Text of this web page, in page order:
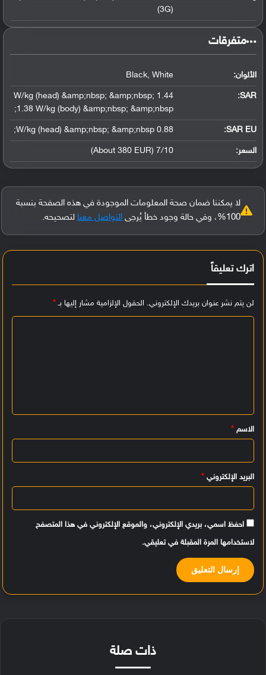
(3G)
‏متفرقات‏
الألوان: Black, White
SAR
:
1.44 W/kg (head) &amp;nbsp; &amp;nbsp;
1.38 W/kg (body) &amp;nbsp; &amp;nbsp;
SAR EU:
0.88 W/kg (head) &amp;nbsp; &amp;nbsp;
السعر: 7/10 (About 380 EUR)
لا يمكننا ضمان صحة المعلومات الموجودة في هذه الصفحة بنسبة
100%، وفي حالة وجود خطأ يُرجى
التواصل معنا لتصحيحه.
اترك تعليقاً
لن يتم نشر عنوان بريدك الإلكتروني. الحقول الإلزامية مشار إليها بـ*
ي
ق
الاسم *
البريد الإلكتروني *
احفظ اسمي، بريدي الإلكتروني، والموقع الإلكتروني في هذا المتصفح
لاستخدامها المرة المقبلة في تعليقي.
ذات صلة